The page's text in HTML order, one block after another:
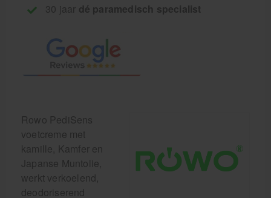
30 jaar dé paramedisch specialist
Rowo PediSens
voetcreme met
kamille, Kamfer en
Japanse Muntolie,
werkt verkoelend,
deodoriserend